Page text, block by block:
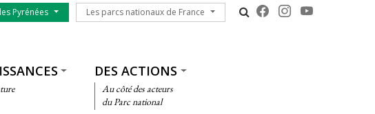
Pyrénées Les parcs nationaux de France
Les parcs nationaux de France
DES ACTIONS
Au côté des acteurs
du Parc national